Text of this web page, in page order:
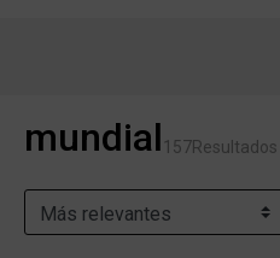
mundial 157Resultados